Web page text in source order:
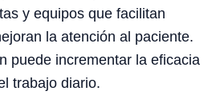
y equipos que facilitan
la atención al paciente.
puede incrementar la eficacia
trabajo diario.